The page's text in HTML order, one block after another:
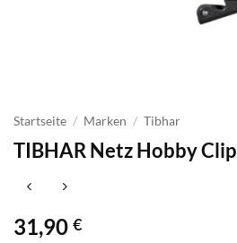
Startseite / Marken / Tibhar
TIBHAR Netz Hobby Clip
31,90 €